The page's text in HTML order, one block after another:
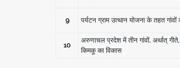
9 पर्यटन ग्राम उत्थान योजना के तहत
10
अरुणाचल प्रदेश में तीन गांवों, अर्थात्
किमकू का विकास